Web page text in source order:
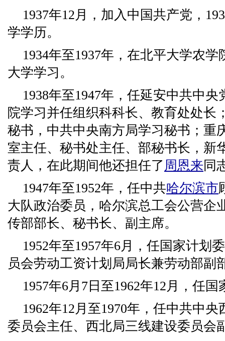
1937年12月，加入中国共产党，
学学历。
1934年至1937年，在北平大学农
大学学习。
1938年至1947年，任延安中共中
院学习并任组织科科长、教育处处长
秘书，中共中央南方局学习秘书；重
室主任、秘书处主任、部秘书长，新
责人，在此期间他还担任了 周恩来同
1947年至1952年，任中共哈尔滨市
大队政治委员，哈尔滨总工会公营企
传部部长、秘书长、副主席。
1952年至1957年6月，任国家计划
员会劳动工资计划局局长兼劳动部副
1957年6月7日至1962年12月，任
1962年12月至1970年，任中共中
委员会主任、西北局三线建设委员会